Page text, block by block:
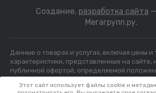
Создание, разработка сайта
Мегагрупп.ру.
Данные о товарах и услугах, включая цены и
характеристики, представленные на сайте,
публичной офертой, определяемой
Для получения точной информации о
Этот сайт использует файлы cookie и